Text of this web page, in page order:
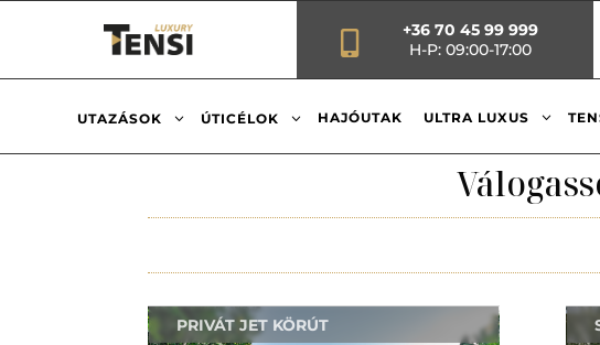
+36 70 45 99 999
H-P: 09:00-17:00
UTAZÁSOK 3 ÚTICÉLOK 3 HAJÓUTAK ULTRA LUXUS 3
PRIVÁT JET KÖRÚT